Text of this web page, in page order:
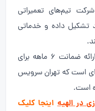
تیم‌های تعمیراتی
تشکیل داده و خدماتی
علاوه بر این، پشتیبانی آنلاین و ارائه ضمانت ۶ ماهه برای
است که تهران سرویس
است.
در الهیهاینجا کلیک